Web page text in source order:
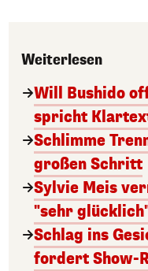
Weiterlesen
Will Bushido
spricht
Schlimme
großen Schritt
Sylvie Meis
"sehr
Schlag ins
fordert Show-